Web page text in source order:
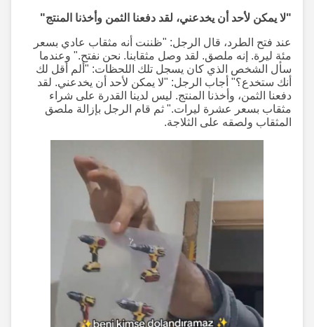
"لا يمكن لأحد أن يخدعني، لقد دفعنا الثمن وأخذنا المنتج"
عند فتح الطرد، قال الرجل: "ظننت أنه مثقاب عادي بسعر
مئة ليرة. إنه ملصق. لقد وصل مثقابنا. نحن نفتح." وعندما
سأل الشخص الذي كان يسجل تلك اللحظات: "ألم أقل لك
أنك ستخدع؟" أجاب الرجل: "لا يمكن لأحد أن يخدعني. لقد
دفعنا الثمن، وأخذنا المنتج. ليس لدينا القدرة على شراء
مثقاب بسعر عشرة ليرات." ثم قام الرجل بإزالة ملصق
المثقاب ولصقه على الثلاجة.